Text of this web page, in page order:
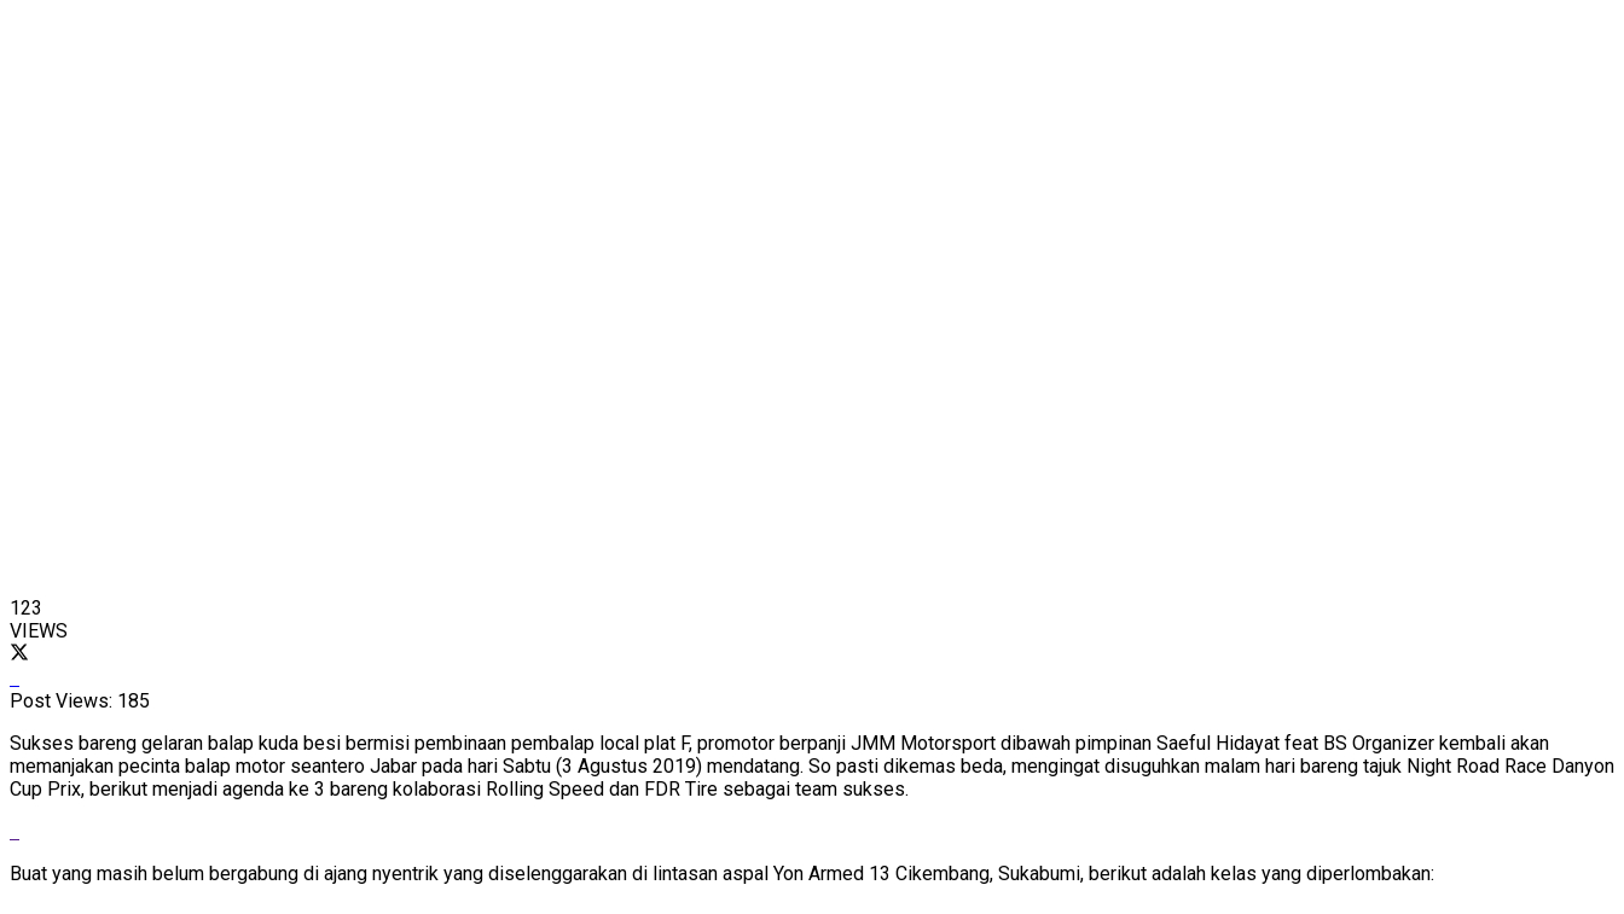
123
VIEWS
Post Views: 185
Sukses bareng gelaran balap kuda besi bermisi pembinaan pembalap local plat F, promotor berpanji JMM Motorsport dibawah pimpinan Saeful Hidayat feat BS Organizer kembali akan
memanjakan pecinta balap motor seantero Jabar pada hari Sabtu (3 Agustus 2019) mendatang. So pasti dikemas beda, mengingat disuguhkan malam hari bareng tajuk Night Road Race Danyon
Cup Prix, berikut menjadi agenda ke 3 bareng kolaborasi Rolling Speed dan FDR Tire sebagai team sukses.
Buat yang masih belum bergabung di ajang nyentrik yang diselenggarakan di lintasan aspal Yon Armed 13 Cikembang, Sukabumi, berikut adalah kelas yang diperlombakan: